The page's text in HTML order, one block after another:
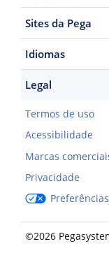
Sites da Pega
Idiomas
Legal
Termos de uso
Acessibilidade
Marcas
Privacidade
©2026